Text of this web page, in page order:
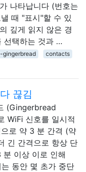
나타납니다 (번호는
때 "표시"할 수 있
깊게 읽지 않은 경
선택하는 것과 …
gingerbread
contacts
끊김
(Gingerbread
WiFi 신호를 일시적
로 약 3 분 간격 (약
긴 간격으로 항상 단
이상 이로 인해
동안 몇 초가 중단